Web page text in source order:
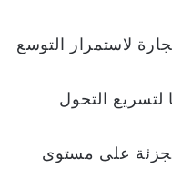
لاستمرار التوسع
2030 وتوجهها لتسريع التحول
على مستوى